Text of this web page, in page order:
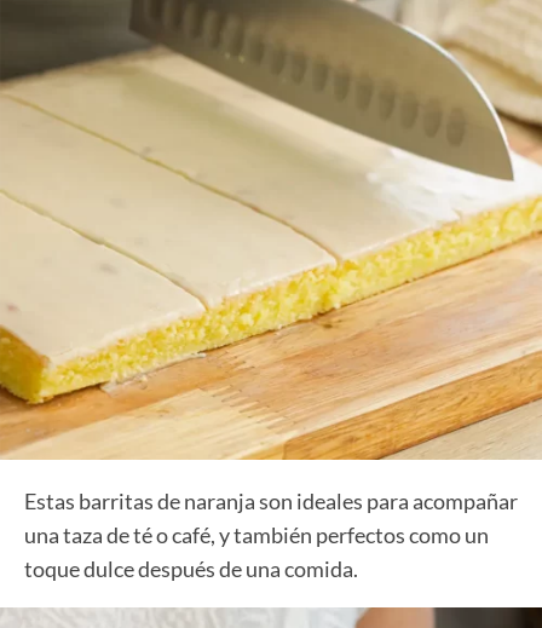
Estas barritas de naranja son ideales para acompañar
una taza de té o café, y también perfectos como un
toque dulce después de una comida.